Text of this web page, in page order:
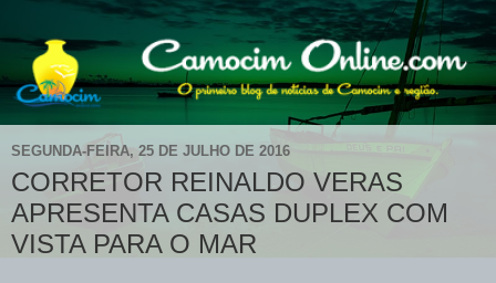
SEGUNDA-FEIRA, 25 DE JULHO DE 2016
CORRETOR REINALDO VERAS
APRESENTA CASAS DUPLEX COM
VISTA PARA O MAR